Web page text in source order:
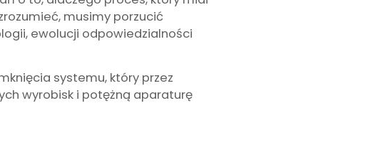
musimy porzucić
ewolucji odpowiedzialności
systemu, który przez
wyrobisk i potężną aparaturę